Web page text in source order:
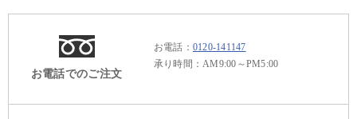
お電話でのご注文
お電話： 0120-141147
承り時間：AM9:00～PM5:00